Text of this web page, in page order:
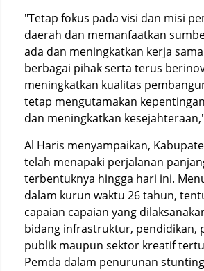
"Tetap fokus pada visi dan misi
daerah dan memanfaatkan
ada dan meningkatkan kerja
berbagai pihak serta terus
meningkatkan kualitas
tetap mengutamakan
dan meningkatkan
Al Haris menyampaikan,
telah menapaki perjalanan
terbentuknya hingga hari ini.
dalam kurun waktu 26 tahun,
capaian capaian yang
bidang infrastruktur, pendidikan,
publik maupun sektor kreatif
Pemda dalam penurunan